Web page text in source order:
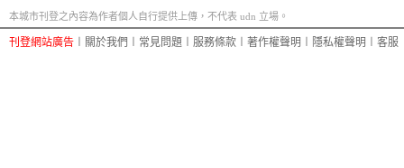
本城市刊登之內容為作者個人自行提供上傳，不代表 udn 立場。
刊登網站廣告 關於我們 常見問題 服務條款 著作權聲明 隱私權聲明 客服